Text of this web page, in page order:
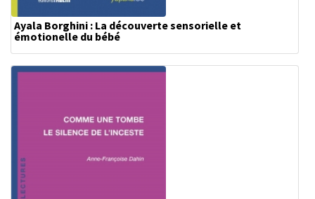
Ayala Borghini : La découverte sensorielle et
émotionelle du bébé